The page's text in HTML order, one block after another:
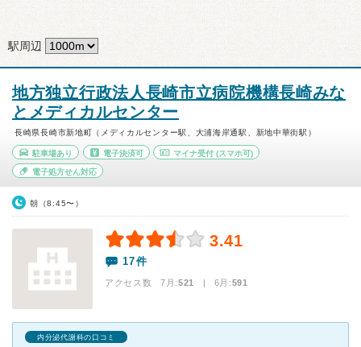
駅周辺
地方独立行政法人長崎市立病院機構長崎みな
とメディカルセンター
長崎県長崎市新地町（メディカルセンター駅、大浦海岸通駅、新地中華街駅）
駐車場あり 電子決済可 マイナ受付 (スマホ可)
電子処方せん対応
朝（8:45〜）
3.41
17件
アクセス数 7月:521 | 6月:591
内分泌代謝科の口コミ